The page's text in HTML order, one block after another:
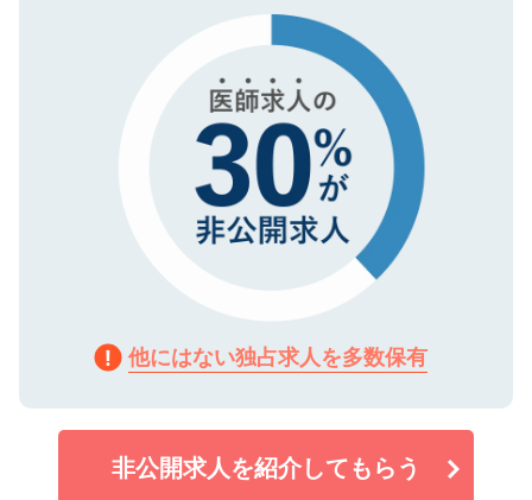
で、機密保持に関してもご安心ください。
他にはない独占求人を多数保有
非公開求人を紹介してもらう